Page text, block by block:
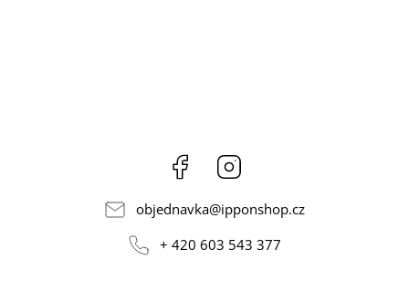
Facebook
objednavka@ipponshop.cz
+ 420 603 543 377